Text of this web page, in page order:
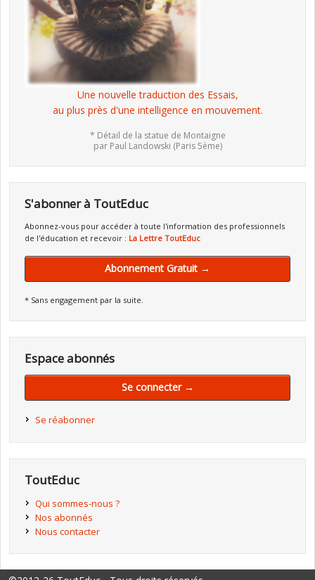
Une nouvelle traduction des Essais,
au plus près d'une intelligence en mouvement.
* Détail de la statue de Montaigne
par Paul Landowski (Paris 5ème)
S'abonner à ToutEduc
Abonnez-vous pour accéder à toute l'information des professionnels
de l'éducation et recevoir : La Lettre ToutEduc
Abonnement Gratuit →
* Sans engagement par la suite.
Espace abonnés
Se connecter →
Se réabonner
ToutEduc
Qui sommes-nous ?
Nos abonnés
Nous contacter